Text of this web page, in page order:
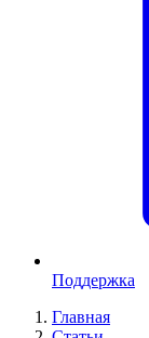
Поддержка
Главная